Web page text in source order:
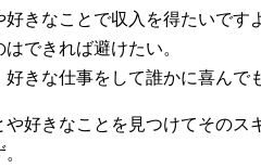
きなことで収入を得たいです
できれば避けたい。
きな仕事をして誰かに喜んで
好きなことを見つけてそのス